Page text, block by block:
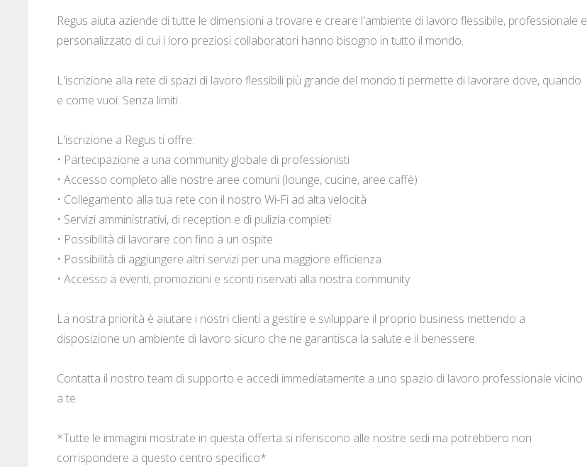
Regus aiuta aziende di tutte le dimensioni a trovare e creare l'ambiente di lavoro flessibile, professionale e
personalizzato di cui i loro preziosi collaboratori hanno bisogno in tutto il mondo.
L'iscrizione alla rete di spazi di lavoro flessibili più grande del mondo ti permette di lavorare dove, quando
e come vuoi. Senza limiti.
L'iscrizione a Regus ti offre:
• Partecipazione a una community globale di professionisti
• Accesso completo alle nostre aree comuni (lounge, cucine, aree caffè)
• Collegamento alla tua rete con il nostro Wi-Fi ad alta velocità
• Servizi amministrativi, di reception e di pulizia completi
• Possibilità di lavorare con fino a un ospite
• Possibilità di aggiungere altri servizi per una maggiore efficienza
• Accesso a eventi, promozioni e sconti riservati alla nostra community
La nostra priorità è aiutare i nostri clienti a gestire e sviluppare il proprio business mettendo a
disposizione un ambiente di lavoro sicuro che ne garantisca la salute e il benessere.
Contatta il nostro team di supporto e accedi immediatamente a uno spazio di lavoro professionale vicino
a te.
*Tutte le immagini mostrate in questa offerta si riferiscono alle nostre sedi ma potrebbero non
corrispondere a questo centro specifico*